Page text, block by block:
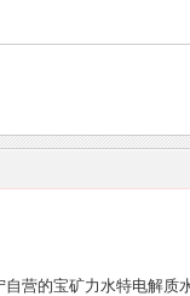
营的宝矿力水特电解质